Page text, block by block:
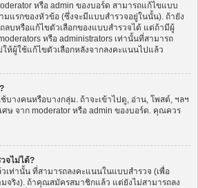
หรือ admin ของบอร์ด สามารถแก้ไขแบบ
มแรกของหัวข้อ (ซึ่งจะมีแบบสำรวจอยู่ในนั้น). ถ้ายัง
บหรือแก้ไขตัวเลือกของแบบสำรวจได้ แต่ถ้ามีผู้
หรือ administrators เท่านั้นที่สามารถ
ห้ผู้ใช้แก้ไขตัวเลือกหลังจากลงคะแนนไปแล้ว
างคนหรือบางกลุ่ม. ถ้าจะเข้าไปดู, อ่าน, โพสต์, ฯลฯ
ษ จาก moderator หรือ admin ของบอร์ด. คุณควร
จไม่ได้?
เท่านั้น ที่สามารถลงคะแนนในแบบสำรวจ (เพื่อ
จริง). ถ้าคุณสมัครสมาชิกแล้ว แต่ยังไม่สามารถลง